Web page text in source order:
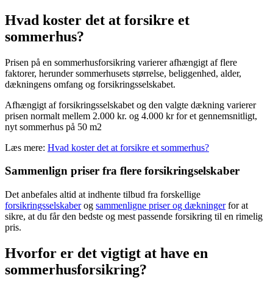
Hvad koster det at forsikre et
sommerhus?
Prisen på en sommerhusforsikring varierer afhængigt af flere
faktorer, herunder sommerhusets størrelse, beliggenhed, alder,
dækningens omfang og forsikringsselskabet.
Afhængigt af forsikringsselskabet og den valgte dækning varierer
prisen normalt mellem 2.000 kr. og 4.000 kr for et gennemsnitligt,
nyt sommerhus på 50 m2
Læs mere: Hvad koster det at forsikre et sommerhus?
Sammenlign priser fra flere forsikringselskaber
Det anbefales altid at indhente tilbud fra forskellige
forsikringsselskaberog sammenligne priser og dækningerfor at
sikre, at du får den bedste og mest passende forsikring til en rimelig
pris.
Hvorfor er det vigtigt at have en
sommerhusforsikring?